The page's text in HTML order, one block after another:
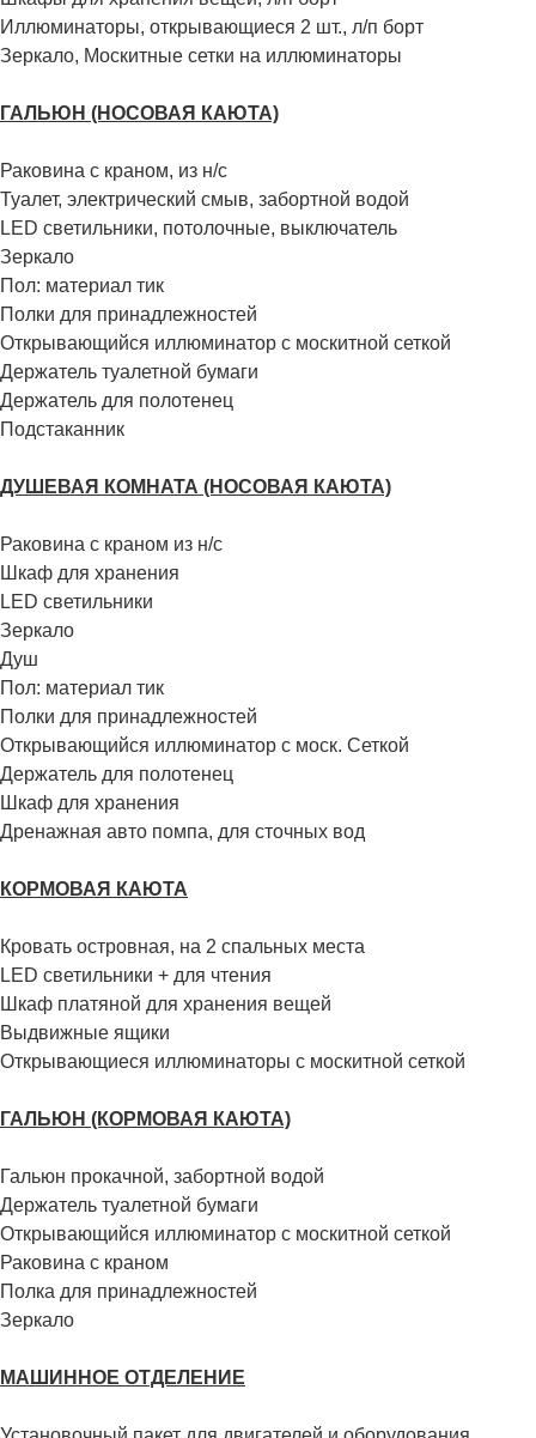
Иллюминаторы, открывающиеся 2 шт., л/п борт
Зеркало, Москитные сетки на иллюминаторы
ГАЛЬЮН (НОСОВАЯ КАЮТА)
Раковина с краном, из н/с
Туалет, электрический смыв, забортной водой
LED светильники, потолочные, выключатель
Зеркало
Пол: материал тик
Полки для принадлежностей
Открывающийся иллюминатор с москитной сеткой
Держатель туалетной бумаги
Держатель для полотенец
Подстаканник
ДУШЕВАЯ КОМНАТА (НОСОВАЯ КАЮТА)
Раковина с краном из н/с
Шкаф для хранения
LED светильники
Зеркало
Душ
Пол: материал тик
Полки для принадлежностей
Открывающийся иллюминатор с моск. Сеткой
Держатель для полотенец
Шкаф для хранения
Дренажная авто помпа, для сточных вод
КОРМОВАЯ КАЮТА
Кровать островная, на 2 спальных места
LED светильники + для чтения
Шкаф платяной для хранения вещей
Выдвижные ящики
Открывающиеся иллюминаторы с москитной сеткой
ГАЛЬЮН (КОРМОВАЯ КАЮТА)
Гальюн прокачной, забортной водой
Держатель туалетной бумаги
Открывающийся иллюминатор с москитной сеткой
Раковина с краном
Полка для принадлежностей
Зеркало
МАШИННОЕ ОТДЕЛЕНИЕ